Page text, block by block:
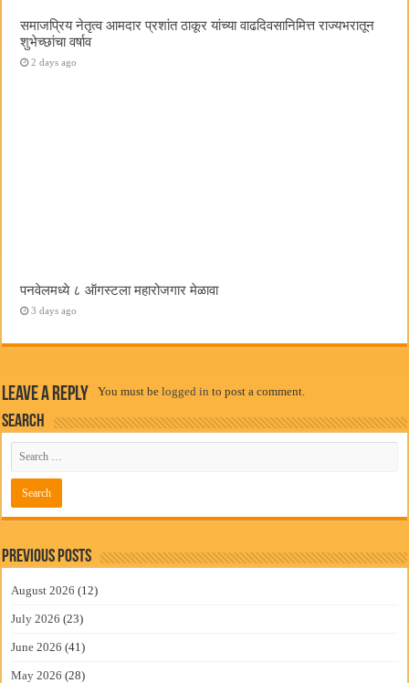
समाजप्रिय नेतृत्व आमदार प्रशांत ठाकूर यांच्या वाढदिवसानिमित्त राज्यभरातून
शुभेच्छांचा वर्षाव
2 days ago
पनवेलमध्ये ८ ऑगस्टला महारोजगार मेळावा
3 days ago
Leave a Reply You must belogged in to post a comment.
Search
Previous Posts
August 2026 (12)
July 2026 (23)
June 2026 (41)
May 2026 (28)